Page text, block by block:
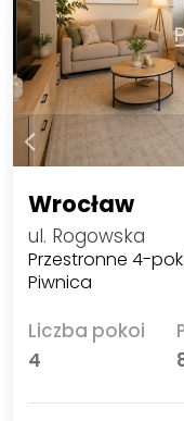
Wrocław
ul. Rogowska
Przestronne 4-
Piwnica
Liczba pokoi
4